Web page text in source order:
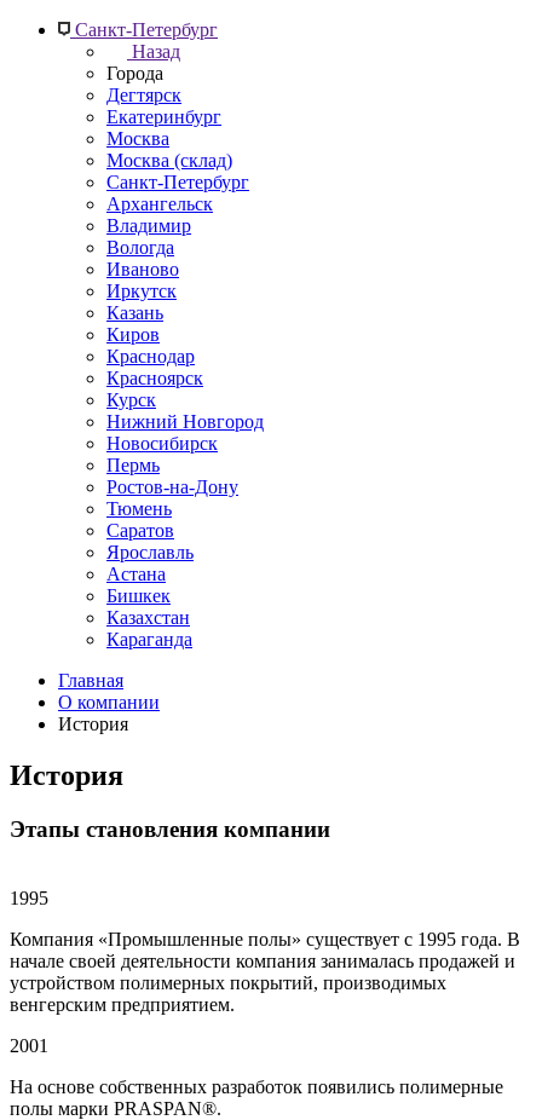
Санкт-Петербург
Назад
Города
Дегтярск
Екатеринбург
Москва
Москва (склад)
Санкт-Петербург
Архангельск
Владимир
Вологда
Иваново
Иркутск
Казань
Киров
Краснодар
Красноярск
Курск
Нижний Новгород
Новосибирск
Пермь
Ростов-на-Дону
Тюмень
Саратов
Ярославль
Астана
Бишкек
Казахстан
Караганда
Главная
О компании
История
История
Этапы становления компании
1995
Компания «Промышленные полы» существует с 1995 года. В
начале своей деятельности компания занималась продажей и
устройством полимерных покрытий, производимых
венгерским предприятием.
2001
На основе собственных разработок появились полимерные
полы марки PRASPAN®.